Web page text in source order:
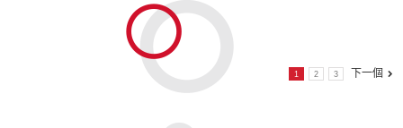
1 2 3 下一個